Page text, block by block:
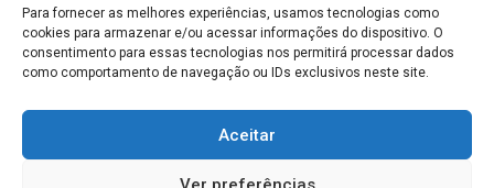
Para fornecer as melhores experiências, usamos tecnologias como
cookies para armazenar e/ou acessar informações do dispositivo. O
consentimento para essas tecnologias nos permitirá processar dados
como comportamento de navegação ou IDs exclusivos neste site.
Aceitar
JULHO 14, 2026
Entre em contato